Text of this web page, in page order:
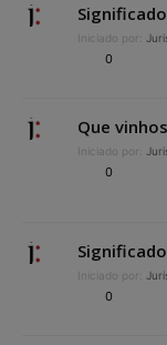
Iniciado por:
0
Que
Iniciado por:
0
Iniciado por:
0